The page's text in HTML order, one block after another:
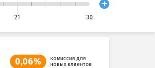
21 30
+
0,06%
комиссия для
новых клиентов